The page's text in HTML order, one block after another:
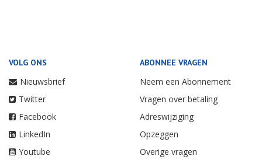
VOLG ONS
Nieuwsbrief
Twitter
Facebook
LinkedIn
Youtube
ABONNEE VRAGEN
Neem een Abonnement
Vragen over betaling
Adreswijziging
Opzeggen
Overige vragen